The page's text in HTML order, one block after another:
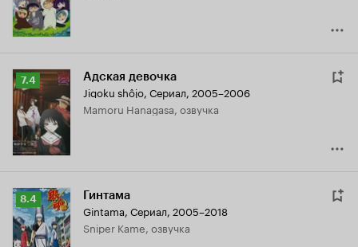
Рейтинг
Кинопоиска
7.4
7.4 Адская девочка
Jigoku shôjo, Сериал, 2005–2006
Mamoru Hanagasa, озвучка
Рейтинг
Кинопоиска
8.4
8.4 Гинтама
Gintama, Сериал, 2005–2018
Sniper Kame, озвучка